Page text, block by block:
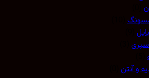
(10)
(3)
(0)